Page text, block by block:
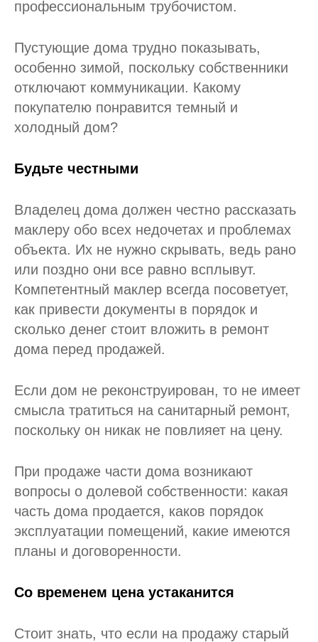
профессиональным трубочистом.
Пустующие дома трудно показывать,
особенно зимой, поскольку собственники
отключают коммуникации. Какому
покупателю понравится темный и
холодный дом?
Будьте честными
Владелец дома должен честно рассказать
маклеру обо всех недочетах и проблемах
объекта. Их не нужно скрывать, ведь рано
или поздно они все равно всплывут.
Компетентный маклер всегда посоветует,
как привести документы в порядок и
сколько денег стоит вложить в ремонт
дома перед продажей.
Если дом не реконструирован, то не имеет
смысла тратиться на санитарный ремонт,
поскольку он никак не повлияет на цену.
При продаже части дома возникают
вопросы о долевой собственности: какая
часть дома продается, каков порядок
эксплуатации помещений, какие имеются
планы и договоренности.
Со временем цена устаканится
Стоит знать, что если на продажу старый